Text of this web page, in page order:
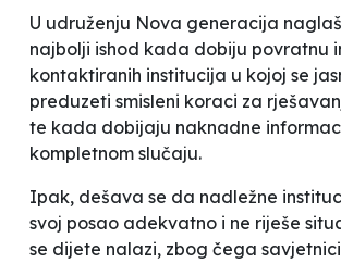
U udruženju Nova generacija
najbolji ishod kada dobiju povratnu
kontaktiranih institucija u kojoj se
preduzeti smisleni koraci za
te kada dobijaju naknadne
kompletnom slučaju.
Ipak, dešava se da nadležne
svoj posao adekvatno i ne riješe
se dijete nalazi, zbog čega